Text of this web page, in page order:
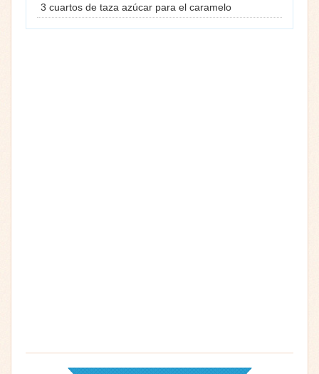
3 cuartos de taza azúcar para el caramelo